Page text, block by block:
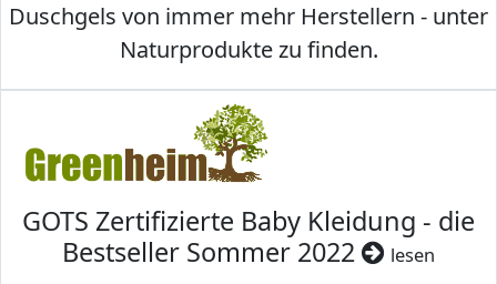
Duschgels von immer mehr Herstellern - unter
Naturprodukte zu finden.
GOTS Zertifizierte Baby Kleidung - die
Bestseller Sommer 2022
lesen